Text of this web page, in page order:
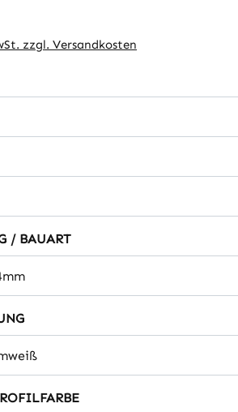
zzgl. Versandkosten
/ BAUARTauswählen
auswählen
auswählen